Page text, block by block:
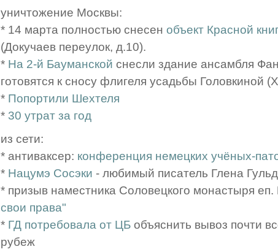
уничтожение Москвы:
* 14 марта полностью снесен объект Красной
(Докучаев переулок, д.10).
* На 2-й Бауманской снесли здание ансамбля
готовятся к сносу флигеля усадьбы Головкиной
* Попортили Шехтеля
* 30 утрат за год
из сети:
* антиваксер: конференция немецких учёных-
* Нацумэ Сосэки - любимый писатель Глена
* призыв наместника Соловецкого монастыря
свои права"
* ГД потребовала от ЦБ объяснить вывоз почти
рубеж